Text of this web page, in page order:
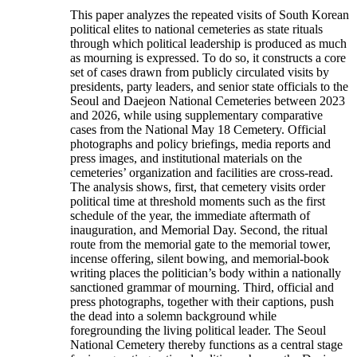
This paper analyzes the repeated visits of South Korean
political elites to national cemeteries as state rituals
through which political leadership is produced as much
as mourning is expressed. To do so, it constructs a core
set of cases drawn from publicly circulated visits by
presidents, party leaders, and senior state officials to the
Seoul and Daejeon National Cemeteries between 2023
and 2026, while using supplementary comparative
cases from the National May 18 Cemetery. Official
photographs and policy briefings, media reports and
press images, and institutional materials on the
cemeteries’ organization and facilities are cross-read.
The analysis shows, first, that cemetery visits order
political time at threshold moments such as the first
schedule of the year, the immediate aftermath of
inauguration, and Memorial Day. Second, the ritual
route from the memorial gate to the memorial tower,
incense offering, silent bowing, and memorial-book
writing places the politician’s body within a nationally
sanctioned grammar of mourning. Third, official and
press photographs, together with their captions, push
the dead into a solemn background while
foregrounding the living political leader. The Seoul
National Cemetery thereby functions as a central stage